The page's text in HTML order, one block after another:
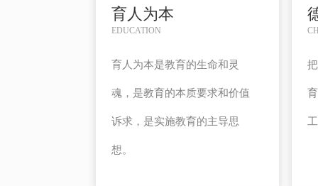
育人为本
EDUCATION
育人为本是教育的生命和灵
魂，是教育的本质要求和价值
诉求，是实施教育的主导思
想。